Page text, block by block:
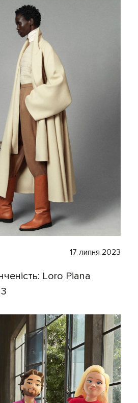
17 липня 2023
Loro Piana